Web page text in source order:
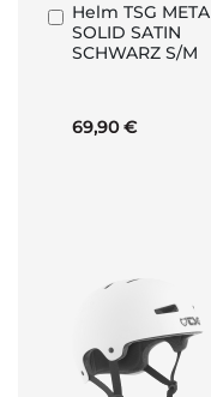
Helm TSG META
SOLID SATIN
SCHWARZ S/M
69,90 €
In
den
Warenkorb